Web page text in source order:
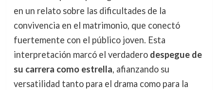
en un relato sobre las dificultades de la
convivencia en el matrimonio, que conectó
fuertemente con el público joven. Esta
interpretación marcó el verdadero despegue de
su carrera como estrella, afianzando su
versatilidad tanto para el drama como para la